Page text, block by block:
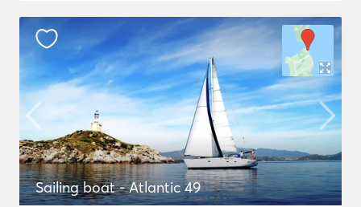
Sailing boat - Atlantic 49